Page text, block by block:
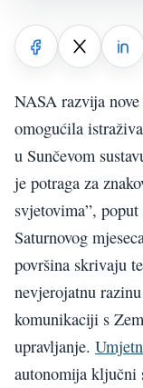
NASA razvija
omogućila
u Sunčevom
je potraga za
svjetovima”,
Saturnovog
površina skrivaju
nevjerojatnu
komunikaciji s
upravljanje.
autonomija ključni